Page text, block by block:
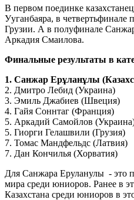
В первом поединке
Ууганбаяра, в
Грузии. А в полуфинале
Аркадия Смаилова.
Финальные результаты в
1. Санжар Ерұланұлы
2. Дмитро Лебид (Украина)
3. Эмиль Джабиев (Швеция)
4. Гайя Соннтаг (Франция)
5. Аркадий Самойлов
5. Гиорги Гелашвили (Грузия)
7. Томас Мандфельдс (Латвия)
7. Дан Кончилья (Хорватия)
Для Санжара Еруланулы - это
мира среди юниоров. Ранее в
Казахстана среди юниоров в